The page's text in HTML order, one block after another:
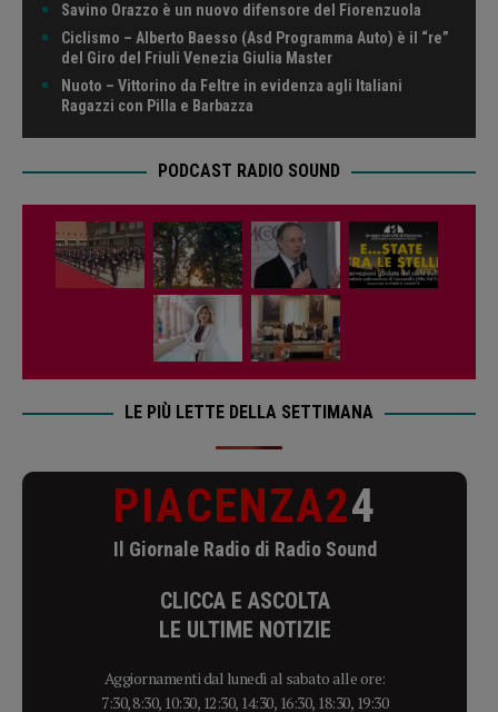
Savino Orazzo è un nuovo difensore del Fiorenzuola
Ciclismo – Alberto Baesso (Asd Programma Auto) è il “re”
del Giro del Friuli Venezia Giulia Master
Nuoto – Vittorino da Feltre in evidenza agli Italiani
Ragazzi con Pilla e Barbazza
PODCAST RADIO SOUND
LE PIÙ LETTE DELLA SETTIMANA
PIACENZA24
Il Giornale Radio di Radio Sound
CLICCA E ASCOLTA
LE ULTIME NOTIZIE
Aggiornamenti dal lunedì al sabato alle ore:
7:30, 8:30, 10:30, 12:30, 14:30, 16:30, 18:30, 19:30